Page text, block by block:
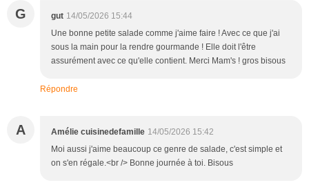
G gut 14/05/2026 15:44
Une bonne petite salade comme j'aime faire ! Avec ce que j'ai
sous la main pour la rendre gourmande ! Elle doit l'être
assurément avec ce qu'elle contient. Merci Mam's ! gros bisous
Répondre
A Amélie cuisinedefamille 14/05/2026 15:42
Moi aussi j'aime beaucoup ce genre de salade, c'est simple et
on s'en régale.<br /> Bonne journée à toi. Bisous